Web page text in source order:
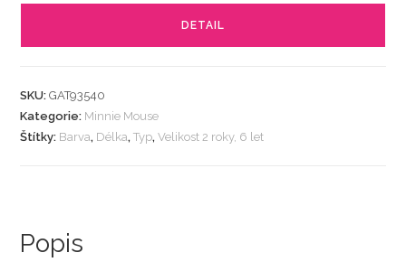
DETAIL
SKU:GAT93540
Kategorie: Minnie Mouse
Štítky: Barva, Délka,Typ,Velikost 2 roky, 6 let
Popis